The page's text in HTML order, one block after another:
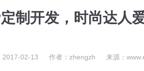
制开发，时尚达人
2017-02-13 作者：zhengzh 来源：